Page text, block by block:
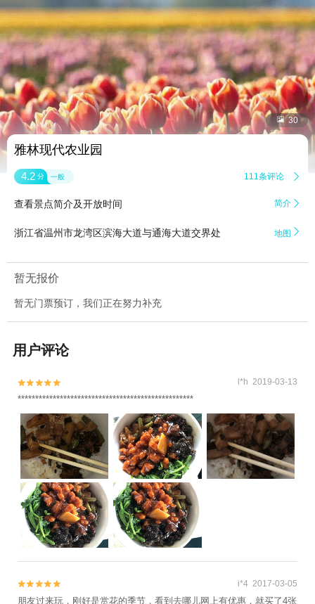
 30
雅林现代农业园
4.2 分 一般 111条评论 
查看景点简介及开放时间 简介 
浙江省温州市龙湾区滨海大道与通海大道交界处 地图 
暂无报价
暂无门票预订，我们正在努力补充
用户评论

 l*h 2019-03-13
**************************************************

 i*4 2017-03-05
朋友过来玩，刚好是赏花的季节，看到去哪儿网上有优惠，就买了4张
